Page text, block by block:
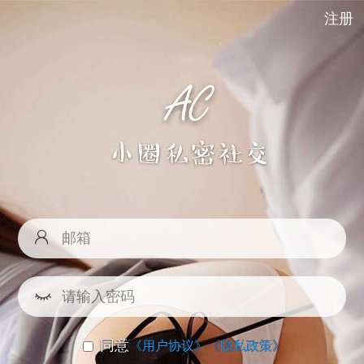
注册
同意《用户协议》《隐私政策》